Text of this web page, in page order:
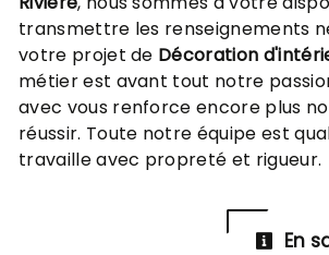
transmettre les renseignements
votre projet de Décoration
métier est avant tout notre
avec vous renforce encore plus
réussir. Toute notre équipe est
travaille avec propreté et rigueur.
En